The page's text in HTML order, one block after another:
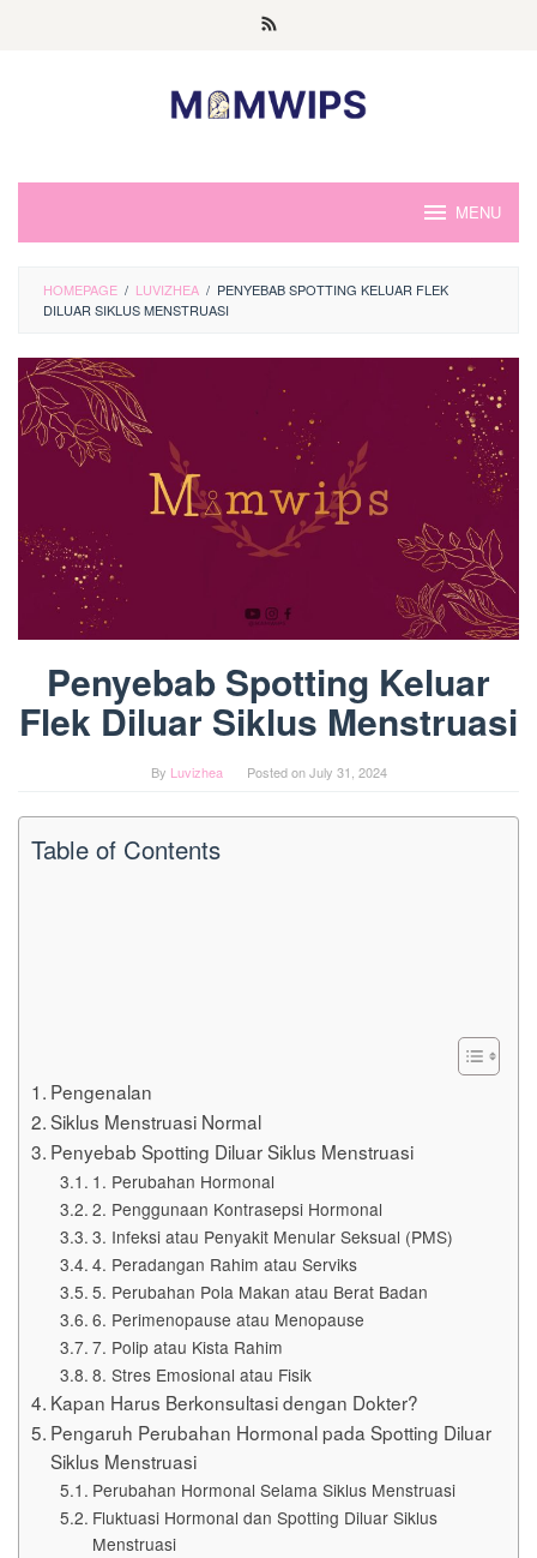
MENU
HOMEPAGE / LUVIZHEA / PENYEBAB SPOTTING KELUAR FLEK
DILUAR SIKLUS MENSTRUASI
Penyebab Spotting Keluar
Flek Diluar Siklus Menstruasi
By Luvizhea Posted onJuly 31, 2024
Table of Contents
Pengenalan
Siklus Menstruasi Normal
Penyebab Spotting Diluar Siklus Menstruasi
1. Perubahan Hormonal
2. Penggunaan Kontrasepsi Hormonal
3. Infeksi atau Penyakit Menular Seksual (PMS)
4. Peradangan Rahim atau Serviks
5. Perubahan Pola Makan atau Berat Badan
6. Perimenopause atau Menopause
7. Polip atau Kista Rahim
8. Stres Emosional atau Fisik
Kapan Harus Berkonsultasi dengan Dokter?
Pengaruh Perubahan Hormonal pada Spotting Diluar
Siklus Menstruasi
Perubahan Hormonal Selama Siklus Menstruasi
Fluktuasi Hormonal dan Spotting Diluar Siklus
Menstruasi